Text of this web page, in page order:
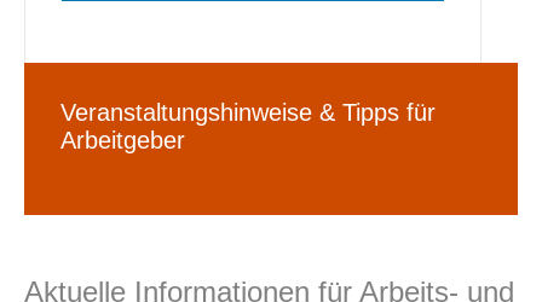
Veranstaltungshinweise & Tipps für
Arbeitgeber
Aktuelle Informationen für Arbeits- und